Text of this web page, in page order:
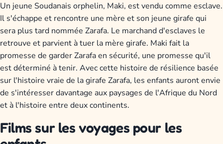
Un jeune Soudanais orphelin, Maki, est vendu comme esclave.
Il s'échappe et rencontre une mère et son jeune girafe qui
sera plus tard nommée Zarafa. Le marchand d'esclaves le
retrouve et parvient à tuer la mère girafe. Maki fait la
promesse de garder Zarafa en sécurité, une promesse qu'il
est déterminé à tenir. Avec cette histoire de résilience basée
sur l'histoire vraie de la girafe Zarafa, les enfants auront envie
de s'intéresser davantage aux paysages de l'Afrique du Nord
et à l'histoire entre deux continents.
Films sur les voyages pour les